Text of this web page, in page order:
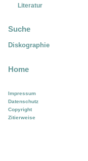
Literatur
Suche
Diskographie
Home
Impressum
Datenschutz
Copyright
Zitierweise